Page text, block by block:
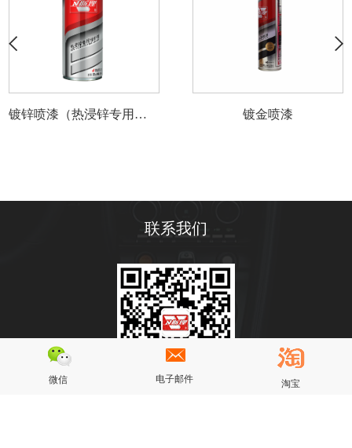
镀锌喷漆（热浸锌专用修补剂） 镀金喷漆
微信 电子邮件 淘宝
联系我们